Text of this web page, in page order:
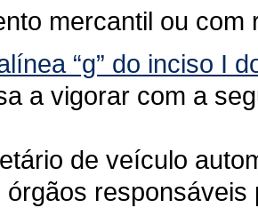
mercantil ou com
“g” do inciso I
a vigorar com a
de veículo
órgãos